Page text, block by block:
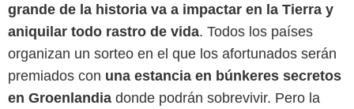
grande de la historia va a impactar en la Tierra y
aniquilar todo rastro de vida. Todos los países
organizan un sorteo en el que los afortunados serán
premiados con una estancia en búnkeres secretos
en Groenlandia donde podrán sobrevivir. Pero la